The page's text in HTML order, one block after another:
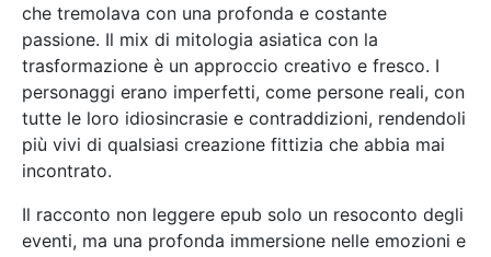
che tremolava con una profonda e costante
passione. Il mix di mitologia asiatica con la
trasformazione è un approccio creativo e fresco. I
personaggi erano imperfetti, come persone reali, con
tutte le loro idiosincrasie e contraddizioni, rendendoli
più vivi di qualsiasi creazione fittizia che abbia mai
incontrato.
Il racconto non leggere epub solo un resoconto degli
eventi, ma una profonda immersione nelle emozioni e